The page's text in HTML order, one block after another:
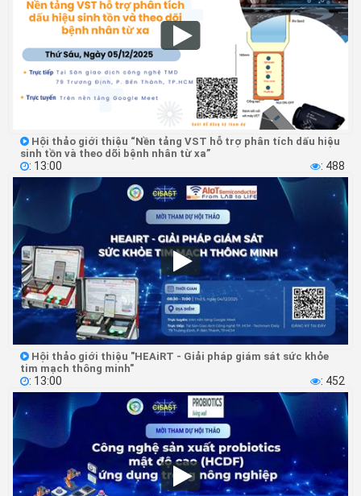
 Hội thảo giới thiệu “Nền tảng VST hỗ trợ phân tích dấu hiệu
sinh tồn và theo dõi bệnh nhân từ xa”
: 13:00 : 488
 Hội thảo giới thiệu "HEAiRT - Giải pháp giám sát sức khỏe
tim mạch thông minh"
: 13:00 : 452